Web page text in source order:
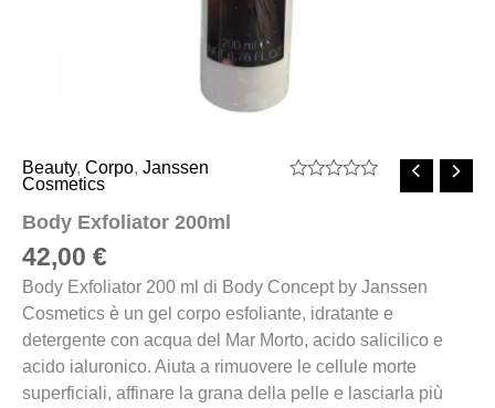
Beauty, Corpo, Janssen
Cosmetics
Body Exfoliator 200ml
42,00 €
Body Exfoliator 200 ml di Body Concept by Janssen
Cosmetics è un gel corpo esfoliante, idratante e
detergente con acqua del Mar Morto, acido salicilico e
acido ialuronico. Aiuta a rimuovere le cellule morte
superficiali, affinare la grana della pelle e lasciarla più